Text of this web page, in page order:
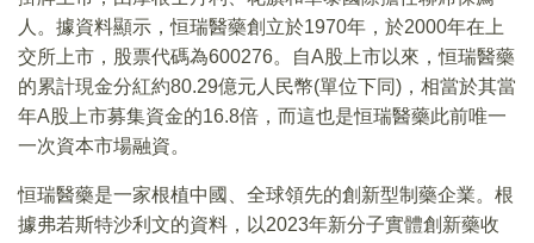
人。據資料顯示，恒瑞醫藥創立於1970年，於2000年在上
交所上市，股票代碼為600276。自A股上市以來，恒瑞醫藥
的累計現金分紅約80.29億元人民幣(單位下同)，相當於其當
年A股上市募集資金的16.8倍，而這也是恒瑞醫藥此前唯一
一次資本市場融資。
恒瑞醫藥是一家根植中國、全球領先的創新型制藥企業。根
據弗若斯特沙利文的資料，以2023年新分子實體創新藥收